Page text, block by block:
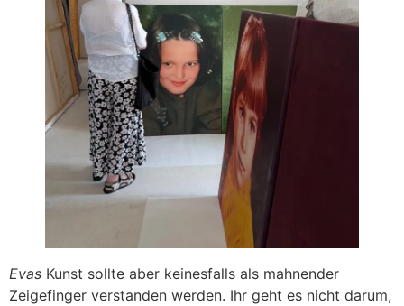
Evas Kunst sollte aber keinesfalls als mahnender
Zeigefinger verstanden werden. Ihr geht es nicht darum,